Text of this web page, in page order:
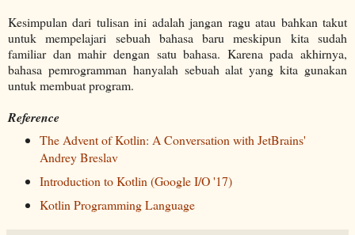
Kesimpulan dari tulisan ini adalah jangan ragu atau bahkan takut
untuk mempelajari sebuah bahasa baru meskipun kita sudah
familiar dan mahir dengan satu bahasa. Karena pada akhirnya,
bahasa pemrogramman hanyalah sebuah alat yang kita gunakan
untuk membuat program.
Reference
The Advent of Kotlin: A Conversation with JetBrains'
Andrey Breslav
Introduction to Kotlin (Google I/O '17)
Kotlin Programming Language